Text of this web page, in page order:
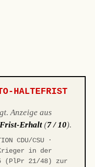
HALTEFRIST
Anzeige aus
Frist-Erhalt (7 / 10).
CDU/CSU ·
Krieger in der
(PlPr 21/48) zur